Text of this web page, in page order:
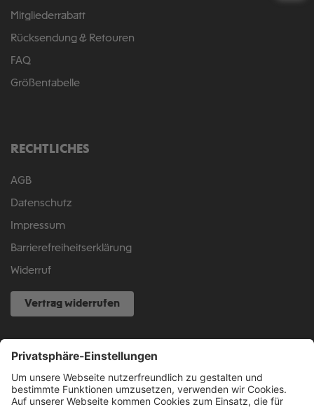
Mitgliederrabatt
Rücksendung & Retouren
FAQ
Größentabelle
RECHTLICHES
AGB
Datenschutz
Impressum
Barrierefreiheitserklärung
Widerruf
Vertrag widerrufen
NOCH FRAGEN?